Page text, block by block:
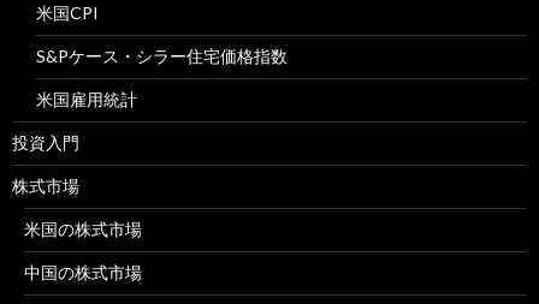
米国CPI
S&Pケース・シラー住宅価格指数
米国雇用統計
投資入門
株式市場
米国の株式市場
中国の株式市場